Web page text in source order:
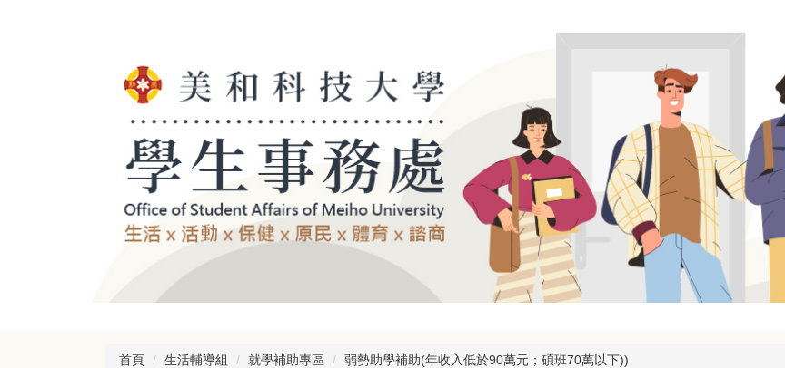
首頁 生活輔導組 就學補助專區 弱勢助學補助(年收入低於90萬元；碩班70萬以下))